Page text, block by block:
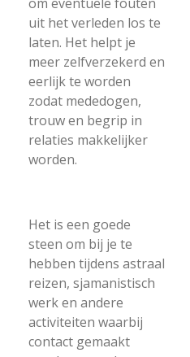
uit het verleden los te
laten. Het helpt je
meer zelfverzekerd en
eerlijk te worden
zodat mededogen,
trouw en begrip in
relaties makkelijker
worden.
Het is een goede
steen om bij je te
hebben tijdens astraal
reizen, sjamanistisch
werk en andere
activiteiten waarbij
contact gemaakt